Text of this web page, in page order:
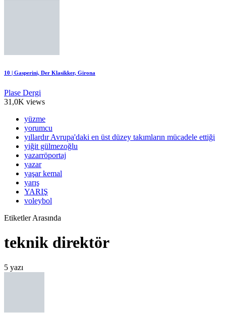
10 | Gasperini, Der Klasikker, Girona
Plase Dergi
31,0K views
yüzme
yorumcu
yıllardır Avrupa'daki en üst düzey takımların mücadele ettiği
yiğit gülmezoğlu
yazarröportaj
yazar
yaşar kemal
yarış
YARIŞ
voleybol
Etiketler Arasında
teknik direktör
5 yazı